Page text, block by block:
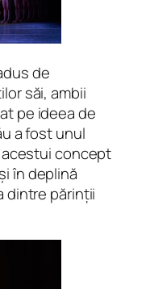
de
săi, ambii
pe ideea de
a fost unul
concept
în deplină
dintre părinții